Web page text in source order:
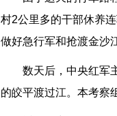
村2公里多的干部休养
做好急行军和抢渡金沙
数天后，中央红军
的皎平渡过江。本考察